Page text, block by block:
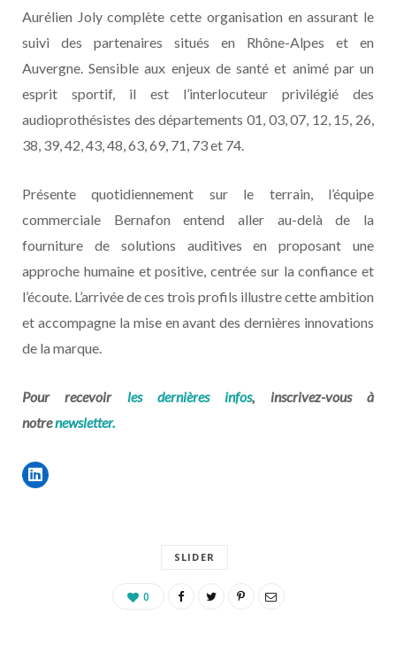
Aurélien Joly complète cette organisation en assurant le
suivi des partenaires situés en Rhône-Alpes et en
Auvergne. Sensible aux enjeux de santé et animé par un
esprit sportif, il est l’interlocuteur privilégié des
audioprothésistes des départements 01, 03, 07, 12, 15, 26,
38, 39, 42, 43, 48, 63, 69, 71, 73 et 74.
Présente quotidiennement sur le terrain, l’équipe
commerciale Bernafon entend aller au-delà de la
fourniture de solutions auditives en proposant une
approche humaine et positive, centrée sur la confiance et
l’écoute. L’arrivée de ces trois profils illustre cette ambition
et accompagne la mise en avant des dernières innovations
de la marque.
Pour recevoir les dernières infos, inscrivez-vous à
notrenewsletter.
SLIDER
0